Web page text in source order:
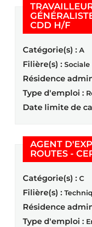
CDD H/F
Catégorie(s) : A
Filière(s) : Sociale
Résidence
Type d'emploi :
Date limite de
AGENT
ROUTES -
Catégorie(s) : C
Filière(s) :
Résidence
Type d'emploi :